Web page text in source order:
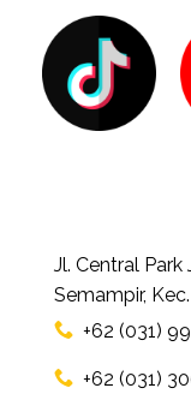
Jl. Central Park
Semampir,
+62 (031)
+62 (031)